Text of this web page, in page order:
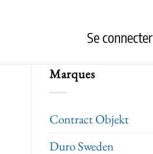
Se connecter
Marques
Contract Objekt
Duro Sweden